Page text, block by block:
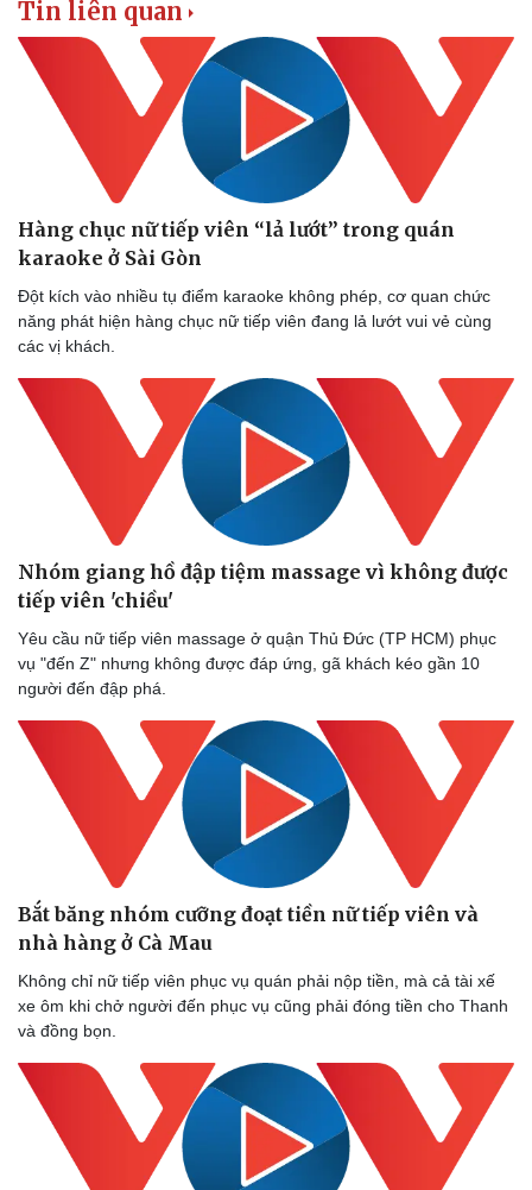
Doanh nghiệp
Thông tin doanh nghiệp
Doanh nhân
Vì cộng đồng
Công nghệ
Trải nghiệm
Chuyển đổi số
Tin liên quan
Hàng chục nữ tiếp viên “lả lướt” trong quán
karaoke ở Sài Gòn
Đột kích vào nhiều tụ điểm karaoke không phép, cơ quan chức
năng phát hiện hàng chục nữ tiếp viên đang lả lướt vui vẻ cùng
các vị khách.
Nhóm giang hồ đập tiệm massage vì không được
tiếp viên 'chiều'
Yêu cầu nữ tiếp viên massage ở quận Thủ Đức (TP HCM) phục
vụ "đến Z" nhưng không được đáp ứng, gã khách kéo gần 10
người đến đập phá.
Bắt băng nhóm cưỡng đoạt tiền nữ tiếp viên và
nhà hàng ở Cà Mau
Không chỉ nữ tiếp viên phục vụ quán phải nộp tiền, mà cả tài xế
xe ôm khi chở người đến phục vụ cũng phải đóng tiền cho Thanh
và đồng bọn.